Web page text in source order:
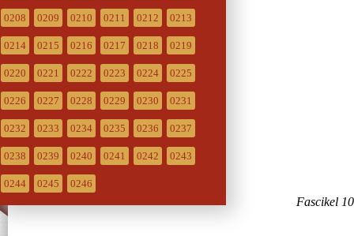
0208 0209 0210 0211 0212 0213
0214 0215 0216 0217 0218 0219
0220 0221 0222 0223 0224 0225
0226 0227 0228 0229 0230 0231
0232 0233 0234 0235 0236 0237
0238 0239 0240 0241 0242 0243
0244 0245 0246